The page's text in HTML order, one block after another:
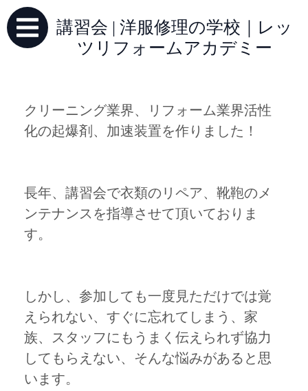
講習会 | 洋服修理の学校｜レッ
ツリフォームアカデミー
クリーニング業界、リフォーム業界活性
化の起爆剤、加速装置を作りました！
長年、講習会で衣類のリペア、靴鞄のメ
ンテナンスを指導させて頂いておりま
す。
しかし、参加しても一度見ただけでは覚
えられない、すぐに忘れてしまう、家
族、スタッフにもうまく伝えられず協力
してもらえない、そんな悩みがあると思
います。